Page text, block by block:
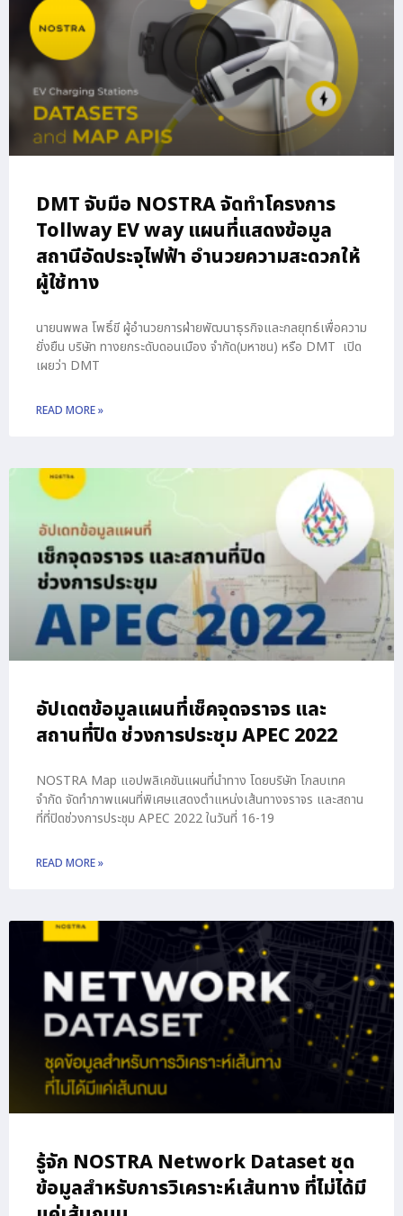
DMT จับมือ NOSTRA จัดทำโครงการ
Tollway EV way แผนที่แสดงข้อมูล
สถานีอัดประจุไฟฟ้า อำนวยความสะดวกให้
ผู้ใช้ทาง
นายนพพล โพธิ์ขี ผู้อำนวยการฝ่ายพัฒนาธุรกิจและกลยุทธ์เพื่อความ
ยั่งยืน บริษัท ทางยกระดับดอนเมือง จำกัด(มหาชน) หรือ DMT เปิด
เผยว่า DMT
READ MORE »
อัปเดตข้อมูลแผนที่เช็คจุดจราจร และ
สถานที่ปิด ช่วงการประชุม APEC 2022
NOSTRA Map แอปพลิเคชันแผนที่นำทาง โดยบริษัท โกลบเทค
จำกัด จัดทำภาพแผนที่พิเศษแสดงตำแหน่งเส้นทางจราจร และสถาน
ที่ที่ปิดช่วงการประชุม APEC 2022 ในวันที่ 16-19
READ MORE »
รู้จัก NOSTRA Network Dataset ชุด
ข้อมูลสำหรับการวิเคราะห์เส้นทาง ที่ไม่ได้มี